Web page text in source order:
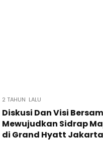
2 TAHUN LALU
Diskusi Dan Visi
Mewujudkan Sidrap
di Grand Hyatt Jakarta